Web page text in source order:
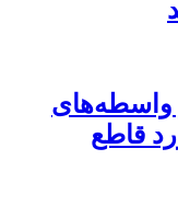
واسطه‌های
قاطع